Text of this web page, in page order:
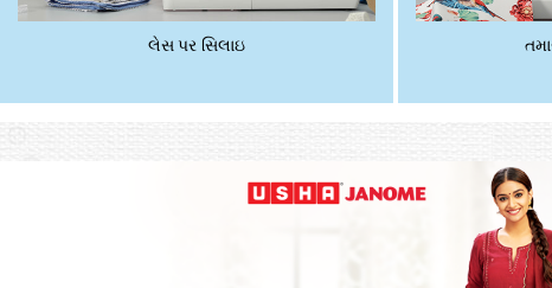
લેસ પર સિલાઇ